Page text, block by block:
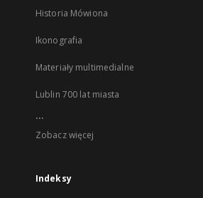
Historia Mówiona
Ikonografia
Materiały multimedialne
Lublin 700 lat miasta
...
Zobacz więcej
Indeksy